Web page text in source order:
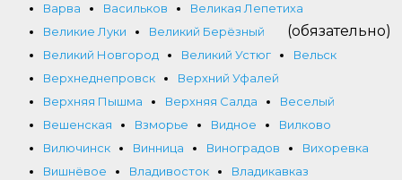
Варва
Васильков
Великая Лепетиха
Великие Луки
Великий Берёзный
Великий Новгород
Великий Устюг
Вельск
Верхнеднепровск
Верхний Уфалей
Верхняя Пышма
Верхняя Салда
Веселый
Вешенская
Взморье Видное
Вилково
Вилючинск
Винница Виноградов
Вихоревка
Вишнёвое
Владивосток
Владикавказ
(обязательно)